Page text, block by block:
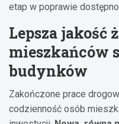
etap w poprawie
Lepsza jakość
mieszkańców
budynków
Zakończone prace
codzienność osób